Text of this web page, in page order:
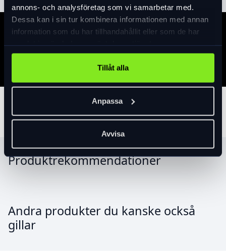
annons- och analysföretag som vi samarbetar med.
Dessa kan i sin tur kombinera informationen med annan
information som du har tillhandahållit eller som de har
Tillåt alla
Anpassa
Avvisa
Specifikation
Tillbehör
Produktrekommendationer
Andra produkter du kanske också
gillar